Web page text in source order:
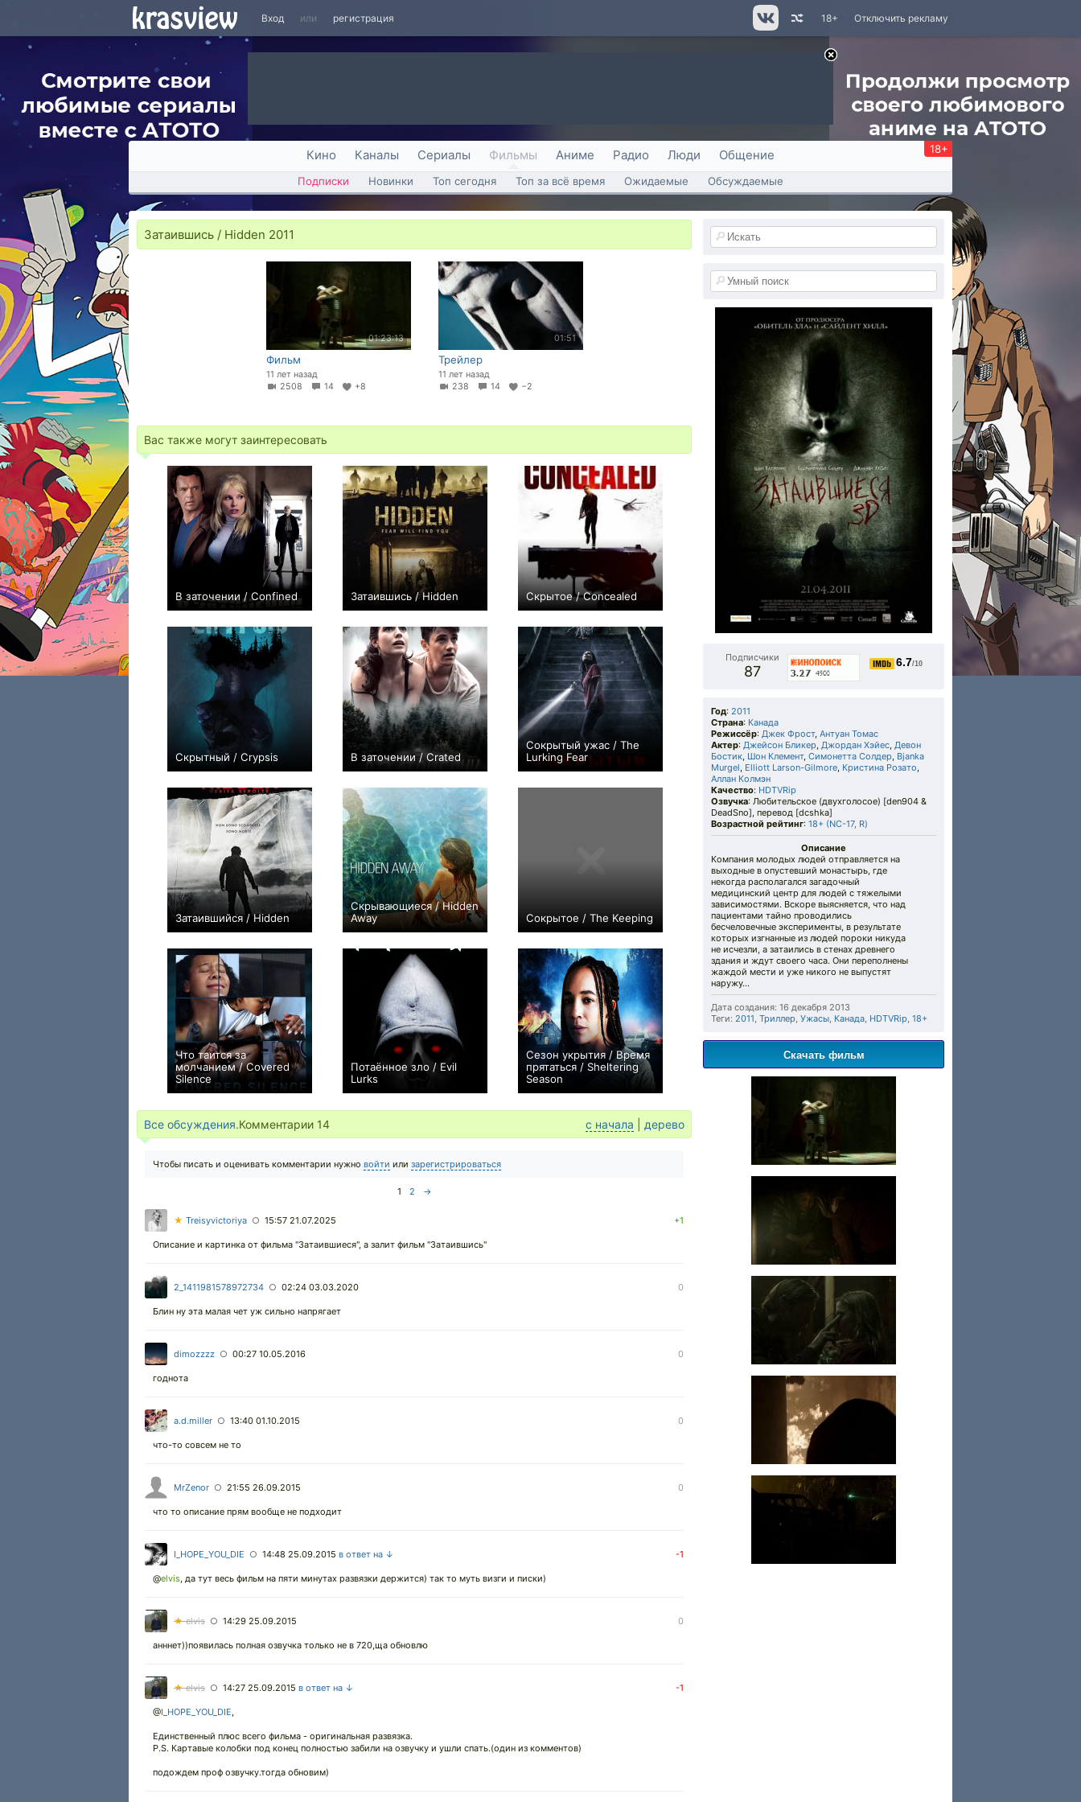
Вход или регистрация Отключить рекламу
18+
Кино Каналы Сериалы Фильмы Аниме Радио Люди Общение 18+
Подписки Новинки Топ сегодня Топ за всё время Ожидаемые Обсуждаемые
Затаившись / Hidden 2011
01:23:13
Фильм
11 лет назад
2508
14 +8
01:51
Трейлер
11 лет назад
238
14 −2
Вас также могут заинтересовать
В заточении / Confined
−1
Затаившись / Hidden
+69
Скрытое / Concealed
0
Скрытный / Crypsis
−1
В заточении / Crated
−1
Сокрытый ужас / The
Lurking Fear
−2
Затаившийся / Hidden
0
Скрывающиеся / Hidden
Away
−2
Сокрытое / The Keeping
0
Что таится за
молчанием / Covered
Silence
0
Потаённое зло / Evil
Lurks
0
Сезон укрытия / Время
прятаться / Sheltering
Season
0
Все обсуждения.Комментарии 14 с начала дерево
Чтобы писать и оценивать комментарии нужно войти или зарегистрироваться
1 2 →
★ Treisyvictoriya ○ 15:57 21.07.2025 +1
Описание и картинка от фильма "Затаившиеся", а залит фильм "Затаившись"
2_1411981578972734 ○ 02:24 03.03.2020 0
Блин ну эта малая чет уж сильно напрягает
dimozzzz ○ 00:27 10.05.2016 0
годнота
a.d.miller ○ 13:40 01.10.2015 0
что-то совсем не то
MrZenor ○ 21:55 26.09.2015 0
что то описание прям вообще не подходит
I_HOPE_YOU_DIE ○ 14:48 25.09.2015 в ответ на ↓ -1
@elvis, да тут весь фильм на пяти минутах развязки держится) так то муть визги и писки)
★elvis ○ 14:29 25.09.2015 0
анннет))появилась полная озвучка только не в 720,ща обновлю
★elvis ○ 14:27 25.09.2015 в ответ на ↓ -1
@I_HOPE_YOU_DIE,
Единственный плюс всего фильма - оригинальная развязка.
P.S. Картавые колобки под конец полностью забили на озвучку и ушли спать.(один из комментов)
подождем проф озвучку.тогда обновим)
Подписчики
87
6.7/10
Год: 2011
Страна: Канада
Режиссёр: Джек Фрост, Антуан Томас
Актер: Джейсон Бликер, Джордан Хэйес, Девон
Бостик, Шон Клемент, Симонетта Солдер, Bjanka
Murgel, Elliott Larson-Gilmore, Кристина Розато,
Аллан Колмэн
Качество: HDTVRip
Озвучка: Любительское (двухголосое) [den904 &
DeadSno], перевод [dcshka]
Возрастной рейтинг: 18+ (NC-17, R)
Описание
Компания молодых людей отправляется на
выходные в опустевший монастырь, где
некогда располагался загадочный
медицинский центр для людей с тяжелыми
зависимостями. Вскоре выясняется, что над
пациентами тайно проводились
бесчеловечные эксперименты, в результате
которых изгнанные из людей пороки никуда
не исчезли, а затаились в стенах древнего
здания и ждут своего часа. Они переполнены
жаждой мести и уже никого не выпустят
наружу…
Дата создания: 16 декабря 2013
Теги: 2011, Триллер, Ужасы, Канада, HDTVRip, 18+
Скачать фильм